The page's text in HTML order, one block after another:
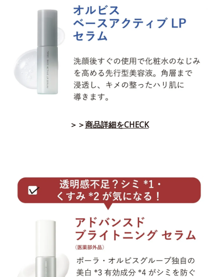
＞＞商品詳細をCHECK